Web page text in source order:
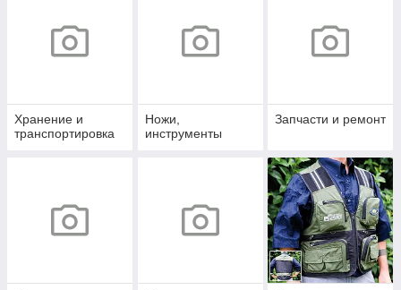
Хранение и
транспортировка
Ножи,
инструменты
Запчасти и ремонт